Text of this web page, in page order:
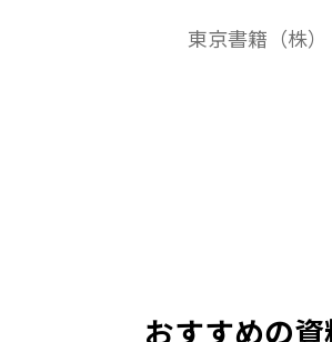
東京書籍（株
おすすめの